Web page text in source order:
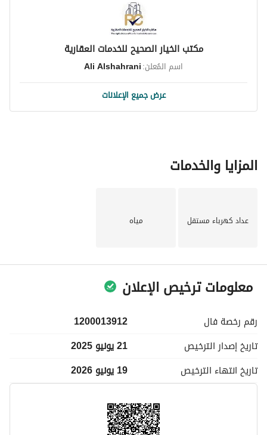
للنشاطات السكنية والتجارية.
عرض، يرجى الاتصال بنا اليوم!
مكتب الخيار الصحيح للخدمات العقارية
اسم المُعلن:Ali Alshahrani
عرض جميع الإعلانات
المزايا والخدمات
عداد كهرباء مستقل مياه
معلومات ترخيص الإعلان
رقم رخصة فال
1200013912
تاريخ إصدار الترخيص
21 يونيو 2025
تاريخ انتهاء الترخيص 19 يونيو 2026